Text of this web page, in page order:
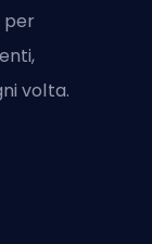
per
volta.